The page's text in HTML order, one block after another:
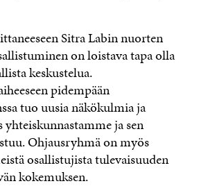
Sitra Labin nuorten
on loistava tapa olla
keskustelua.
pidempään
tuo uusia näkökulmia ja
ja sen
Ohjausryhmä on myös
osallistujista tulevaisuuden
kokemuksen.